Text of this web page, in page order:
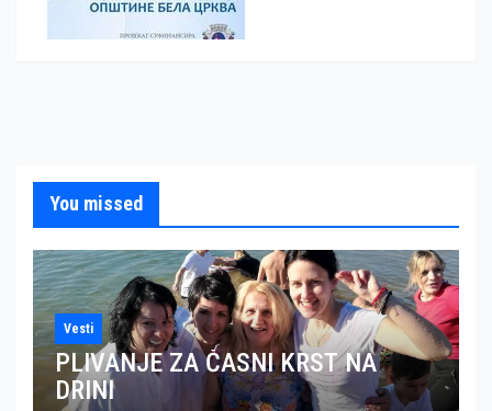
You missed
Vesti
PLIVANJE ZA ČASNI KRST NA
DRINI